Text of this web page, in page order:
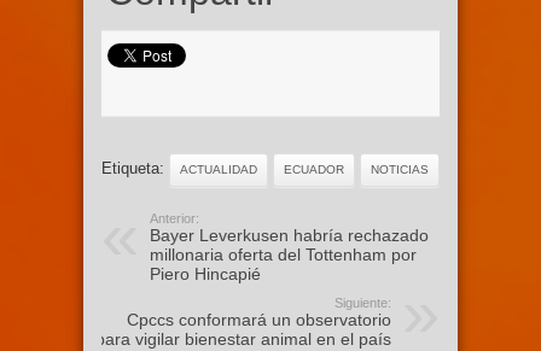
Etiqueta: ACTUALIDAD ECUADOR NOTICIAS
Anterior:
Bayer Leverkusen habría rechazado
millonaria oferta del Tottenham por
Piero Hincapié
Siguiente:
Cpccs conformará un observatorio
para vigilar bienestar animal en el país